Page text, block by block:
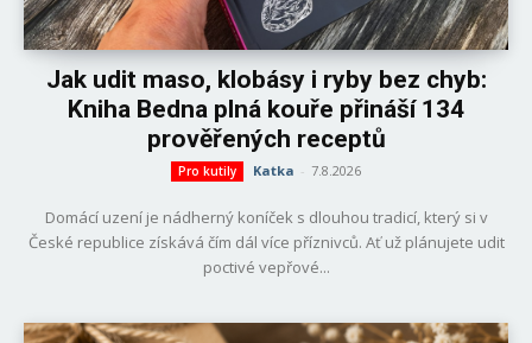
Jak udit maso, klobásy i ryby bez chyb:
Kniha Bedna plná kouře přináší 134
prověřených receptů
Pro kutily Katka - 7.8.2026
Domácí uzení je nádherný koníček s dlouhou tradicí, který si v
České republice získává čím dál více příznivců. Ať už plánujete udit
poctivé vepřové...